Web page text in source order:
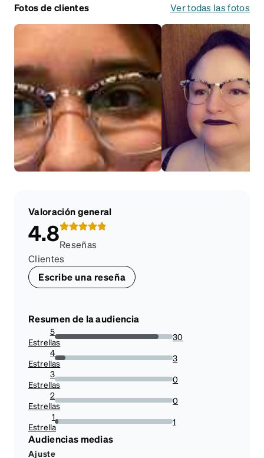
Fotos de clientes Ver todas las fotos
Valoración general
4.8Reseñas
Clientes
Escribe una reseña
Resumen de la audiencia
5
Estrellas88.23529411764706%
30
4
Estrellas8.823529411764707%
3
3
Estrellas
0%
0
2
Estrellas
0%
0
1
Estrella2.941176470588235%
1
Audiencias medias
Ajuste